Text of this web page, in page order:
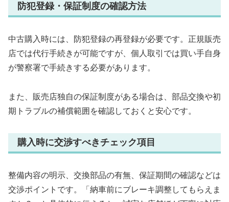
防犯登録・保証制度の確認方法
中古購入時には、防犯登録の再登録が必要です。正規販売
店では代行手続きが可能ですが、個人取引では買い手自身
が警察署で手続きする必要があります。
また、販売店独自の保証制度がある場合は、部品交換や初
期トラブルの補償範囲を確認しておくと安心です。
購入時に交渉すべきチェック項目
整備内容の明示、交換部品の有無、保証期間の確認などは
交渉ポイントです。「納車前にブレーキ調整してもらえま